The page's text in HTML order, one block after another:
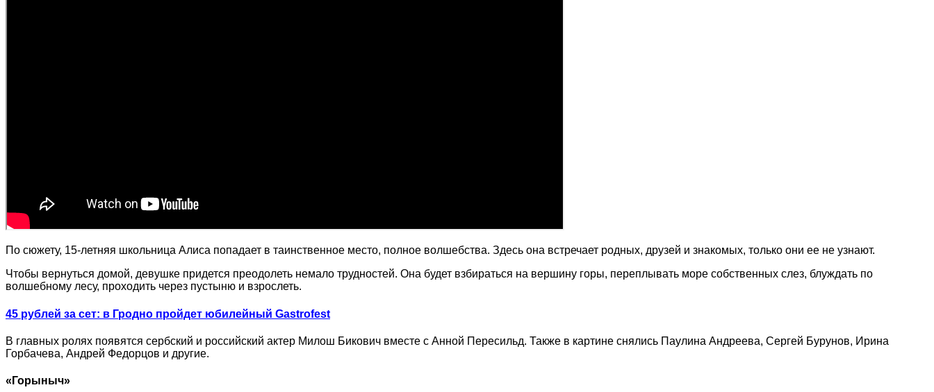
По сюжету, 15-летняя школьница Алиса попадает в таинственное место, полное волшебства. Здесь она встречает родных, друзей и знакомых, только они ее не узнают.
Чтобы вернуться домой, девушке придется преодолеть немало трудностей. Она будет взбираться на вершину горы, переплывать море собственных слез, блуждать по
волшебному лесу, проходить через пустыню и взрослеть.
45 рублей за сет: в Гродно пройдет юбилейный Gastrofest
В главных ролях появятся сербский и российский актер Милош Бикович вместе с Анной Пересильд. Также в картине снялись Паулина Андреева, Сергей Бурунов, Ирина
Горбачева, Андрей Федорцов и другие.
«Горыныч»